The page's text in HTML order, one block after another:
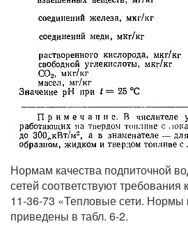
Нормам качества подпиточной
сетей соответствуют
11-36-73 «Тепловые сети. Нормы
приведены в табл. 6-2.